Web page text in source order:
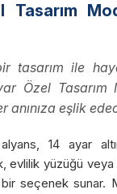
Tasarım
tasarım ile
Özel Tasarım
anınıza eşlik
14 ayar
evlilik yüzüğü
seçenek sunar.